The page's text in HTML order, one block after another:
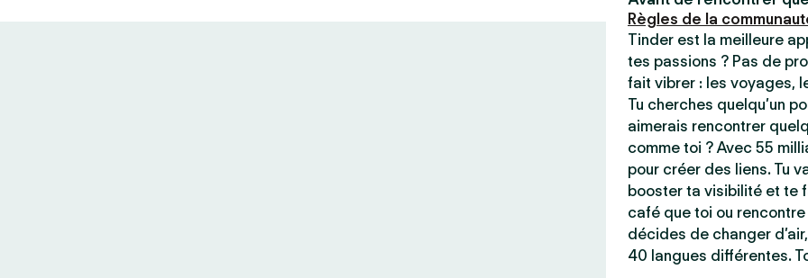
Règles de la
Tinder est la meilleure
tes passions ? Pas de
fait vibrer : les voyages,
Tu cherches quelqu’un
aimerais rencontrer
comme toi ? Avec 55
pour créer des liens. Tu
booster ta visibilité et te
café que toi ou
décides de changer
40 langues différentes.